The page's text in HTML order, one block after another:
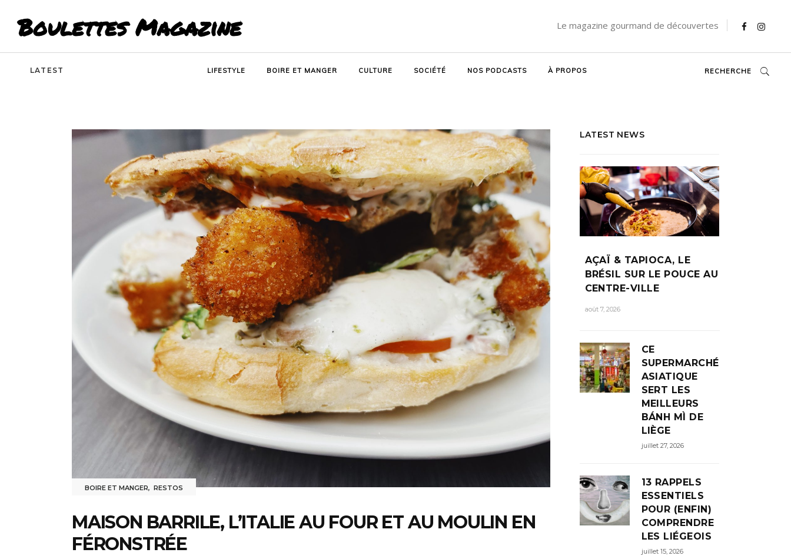
Boulettes Magazine Le magazine gourmand de découvertes
LATEST LIFESTYLE BOIRE ET MANGER CULTURE SOCIÉTÉ NOS PODCASTS À PROPOS RECHERCHE
BOIRE ET MANGER,RESTOS
MAISON BARRILE, L’ITALIE AU FOUR ET AU MOULIN EN
FÉRONSTRÉE
LATEST NEWS
AÇAÏ & TAPIOCA, LE
BRÉSIL SUR LE POUCE AU
CENTRE-VILLE
août 7, 2026
CE
SUPERMARCHÉ
ASIATIQUE
SERT LES
MEILLEURS
BÁNH MÌ DE
LIÈGE
juillet 27, 2026
13 RAPPELS
ESSENTIELS
POUR (ENFIN)
COMPRENDRE
LES LIÉGEOIS
juillet 15, 2026